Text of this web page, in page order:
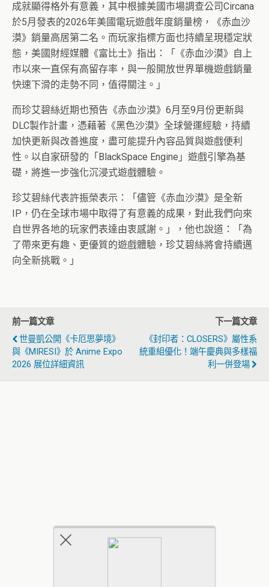
成就顯得格外有意義，其中根據美國市場調查公司Circana
於5月發表的2026年美國電玩遊戲年度銷量榜，《赤血沙
漠》銷量高居第二名。而玩家指標方面也持續呈現穩定狀
態，美國財經媒體《富比士》指出：「《赤血沙漠》自上
市以來一直保有高留存率，與一般開放世界單機遊戲銷量
快速下滑的走勢不同，值得關注。」
而珍艾碧絲近期也預告《赤血沙漠》6月至9月份更新與
DLC製作計畫，憑藉著《黑色沙漠》全球營運經驗，持續
加快更新與改善進度，盡可能提升內容品質與遊戲便利
性。以自家研發的「BlackSpace Engine」遊戲引擎為基
礎，將進一步強化沉浸式遊戲體驗。
珍艾碧絲代表許振榮表示：「儘管《赤血沙漠》是全新
IP，仍在全球市場中取得了有意義的成果，對此我們向來
自世界各地的玩家們表達由衷感謝。」，他也說道：「為
了帶來更有趣、更優質的遊戲體驗，珍艾碧絲將會持續邁
向全新挑戰。」
前一篇文章
世曼凱公開《卡厄思夢境》
與《MIRESI》於 Anime Expo
2026 展位詳細資訊
下一篇文章
《封印者：CLOSERS》屬性系
統重組優化！端午慶典與多樣福
利一併登場